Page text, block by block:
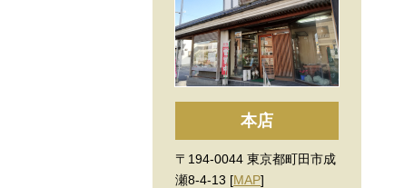
本店
〒194-0044 東京都町田市成
瀬8-4-13 [MAP]